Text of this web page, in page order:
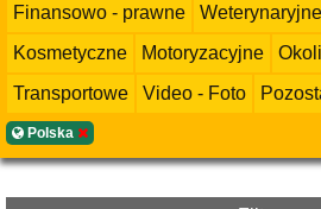
Finansowo - prawne
Weterynaryjne
Kosmetyczne
Motoryzacyjne
Transportowe
Video - Foto
Polska